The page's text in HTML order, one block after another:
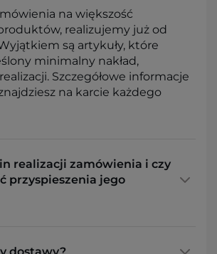
na większość
realizujemy już od
są artykuły, które
minimalny nakład,
Szczegółowe informacje
na karcie każdego
realizacji zamówienia i czy
przyspieszenia jego